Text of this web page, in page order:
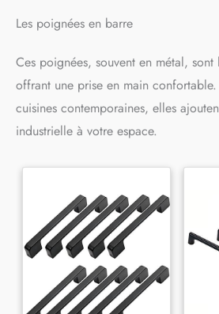
Les poignées en barre
Ces poignées, souvent en métal,
offrant une prise en main
cuisines contemporaines, elles
industrielle à votre espace.